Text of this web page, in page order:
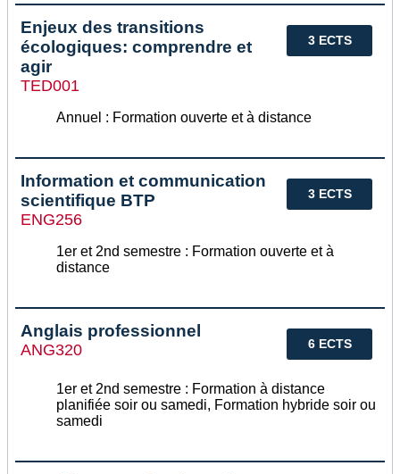
3 ECTS
Enjeux des transitions
écologiques: comprendre et
agir
TED001
Annuel : Formation ouverte et à distance
3 ECTS
Information et communication
scientifique BTP
ENG256
1er et 2nd semestre : Formation ouverte et à
distance
6 ECTS
Anglais professionnel
ANG320
1er et 2nd semestre : Formation à distance
planifiée soir ou samedi, Formation hybride soir ou
samedi